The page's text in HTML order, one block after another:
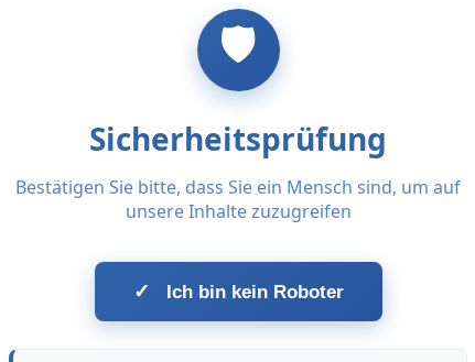
Sicherheitsprüfung
Bestätigen Sie bitte, dass Sie ein Mensch sind, um auf
unsere Inhalte zuzugreifen
✓ Ich bin kein Roboter